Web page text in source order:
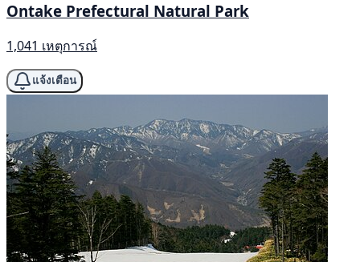
Ontake Prefectural Natural Park
1,041 เหตุการณ์
แจ้งเตือน